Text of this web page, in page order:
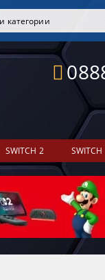
SWITCH 2 SWITCH